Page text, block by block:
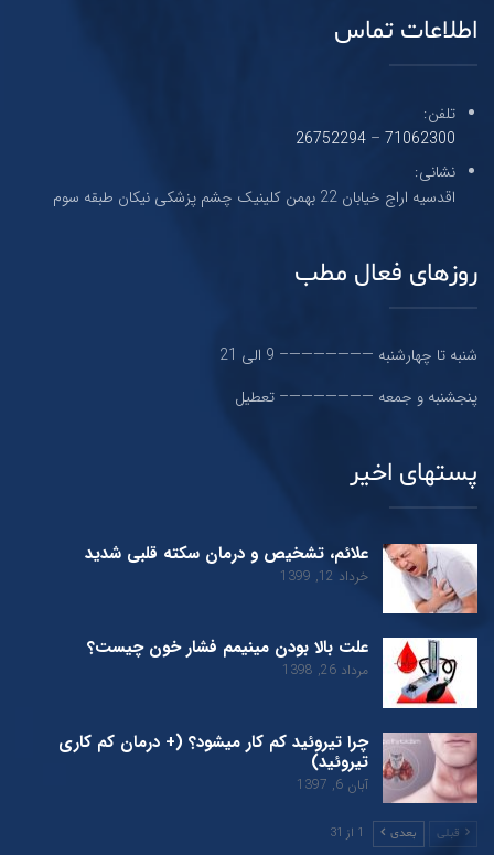
اطلاعات تماس
تلفن:
71062300
–
26752294
نشانی:
اقدسیه اراج خیابان 22 بهمن کلینیک چشم پزشکی نیکان طبقه سوم
روزهای فعال مطب
شنبه تا چهارشنبه ———————– 9 الی 21
پنجشنبه و جمعه ———————– تعطیل
پستهای اخیر
علائم، تشخیص و درمان سکته قلبی شدید
خرداد 12, 1399
علت بالا بودن مینیمم فشار خون چیست؟
مرداد 26, 1398
چرا تیروئید کم کار میشود؟ (+ درمان کم کاری
تیروئید)
آبان 6, 1397
قبلی بعدی 1 از 31